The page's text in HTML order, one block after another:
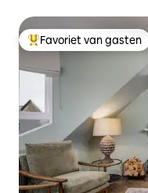
Topfavoriet van gasten
Favoriet van gasten